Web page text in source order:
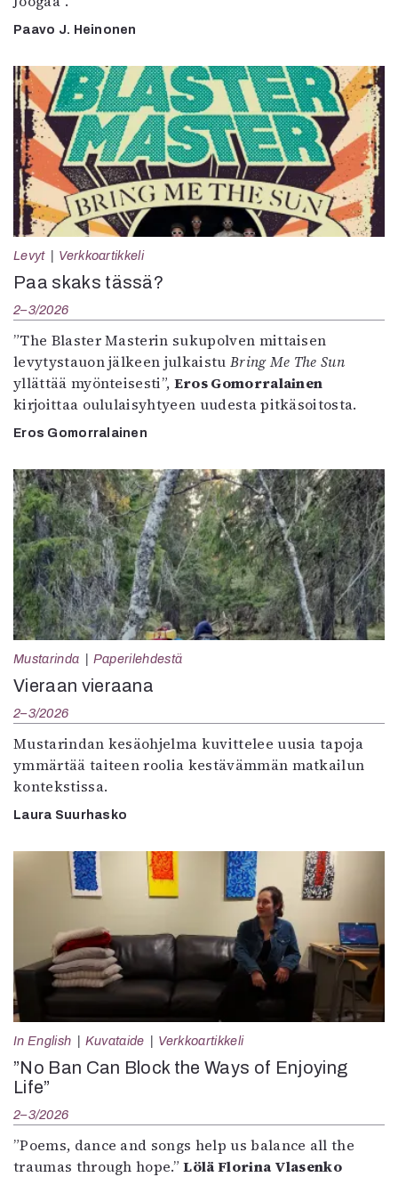
Paavo J. Heinonen
Levyt Verkkoartikkeli
Paa skaks tässä?
2–3/2026
”The Blaster Masterin sukupolven mittaisen
levytystauon jälkeen julkaistu Bring Me The Sun
yllättää myönteisesti”, Eros Gomorralainen
kirjoittaa oululaisyhtyeen uudesta pitkäsoitosta.
Eros Gomorralainen
Mustarinda Paperilehdestä
Vieraan vieraana
2–3/2026
Mustarindan kesäohjelma kuvittelee uusia tapoja
ymmärtää taiteen roolia kestävämmän matkailun
kontekstissa.
Laura Suurhasko
In English Kuvataide Verkkoartikkeli
”No Ban Can Block the Ways of Enjoying
Life”
2–3/2026
”Poems, dance and songs help us balance all the
traumas through hope.”Lölä Florina Vlasenko